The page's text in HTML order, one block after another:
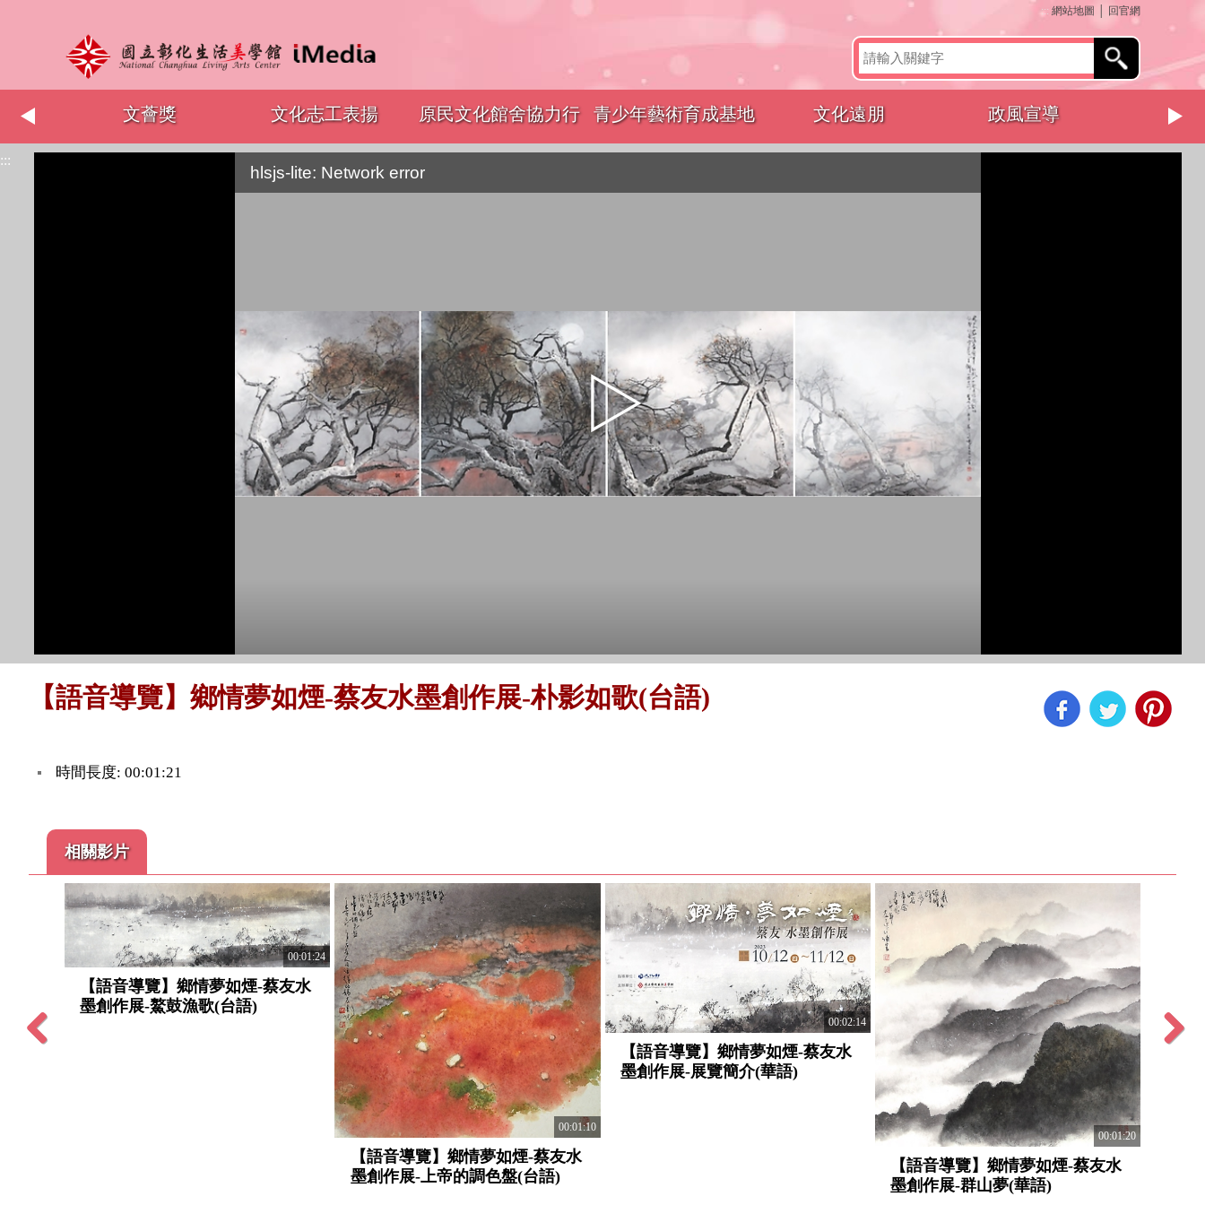
::: 網站地圖 回官網
文薈獎 文化志工表揚 原民文化館舍協力行 青少年藝術育成基地 文化遠朋 政風宣導 其
:::
hlsjs-lite: Network error
【語音導覽】鄉情夢如煙-蔡友水墨創作展-朴影如歌(台語)
時間長度: 00:01:21
相關影片
00:01:24
【語音導覽】鄉情夢如煙-蔡友水
墨創作展-鰲鼓漁歌(台語)
00:01:10
【語音導覽】鄉情夢如煙-蔡友水
墨創作展-上帝的調色盤(台語)
00:02:14
【語音導覽】鄉情夢如煙-蔡友水
墨創作展-展覽簡介(華語)
00:01:20
【語音導覽】鄉情夢如煙-蔡友水
墨創作展-群山夢(華語)